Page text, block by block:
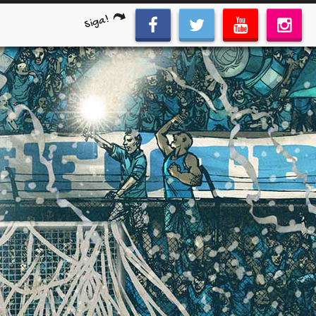
Siga!